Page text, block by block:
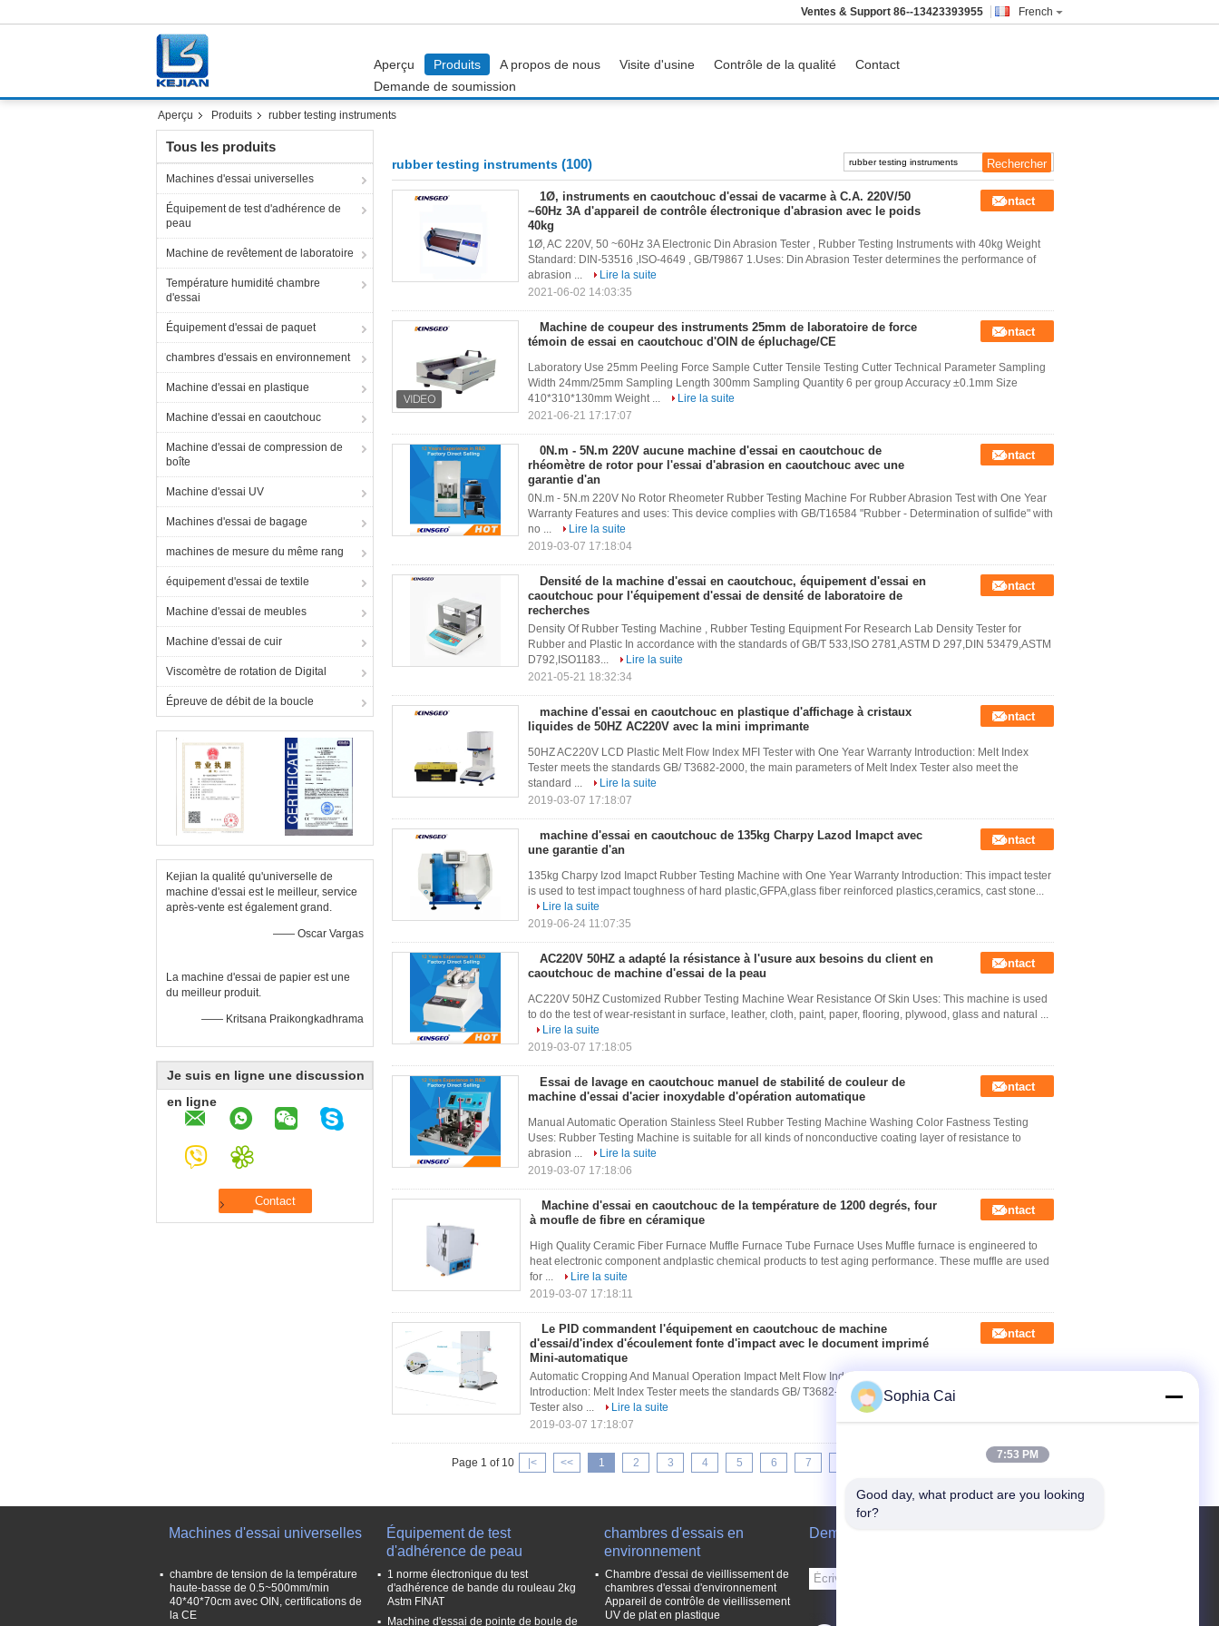
French
Ventes & Support 86--13423393955
Aperçu Produits A propos de nous Visite d'usine Contrôle de la qualité
Contact
Demande de soumission
Aperçu Produits rubber testing instruments
Tous les produits
Machines d'essai universelles
Équipement de test d'adhérence de
peau
Machine de revêtement de laboratoire
Température humidité chambre
d'essai
Équipement d'essai de paquet
chambres d'essais en environnement
Machine d'essai en plastique
Machine d'essai en caoutchouc
Machine d'essai de compression de
boîte
Machine d'essai UV
Machines d'essai de bagage
machines de mesure du même rang
équipement d'essai de textile
Machine d'essai de meubles
Machine d'essai de cuir
Viscomètre de rotation de Digital
Épreuve de débit de la boucle
Kejian la qualité qu'universelle de
machine d'essai est le meilleur, service
après-vente est également grand.
—— Oscar Vargas
La machine d'essai de papier est une
du meilleur produit.
—— Kritsana Praikongkadhrama
Je suis en ligne une discussion
en ligne
rubber testing instruments (100)
1Ø, instruments en caoutchouc d'essai de vacarme à C.A. 220V/50
~60Hz 3A d'appareil de contrôle électronique d'abrasion avec le poids
40kg
Contact
1Ø, AC 220V, 50 ~60Hz 3A Electronic Din Abrasion Tester , Rubber Testing Instruments with 40kg Weight
Standard: DIN-53516 ,ISO-4649 , GB/T9867 1.Uses: Din Abrasion Tester determines the performance of
abrasion ...
Lire la suite
2021-06-02 14:03:35
Machine de coupeur des instruments 25mm de laboratoire de force
témoin de essai en caoutchouc d'OIN de épluchage/CE
Contact
Laboratory Use 25mm Peeling Force Sample Cutter Tensile Testing Cutter Technical Parameter Sampling
Width 24mm/25mm Sampling Length 300mm Sampling Quantity 6 per group Accuracy ±0.1mm Size
410*310*130mm Weight ...
Lire la suite
2021-06-21 17:17:07
0N.m - 5N.m 220V aucune machine d'essai en caoutchouc de
rhéomètre de rotor pour l'essai d'abrasion en caoutchouc avec une
garantie d'an
Contact
0N.m - 5N.m 220V No Rotor Rheometer Rubber Testing Machine For Rubber Abrasion Test with One Year
Warranty Features and uses: This device complies with GB/T16584 "Rubber - Determination of sulfide" with
no ...
Lire la suite
2019-03-07 17:18:04
Densité de la machine d'essai en caoutchouc, équipement d'essai en
caoutchouc pour l'équipement d'essai de densité de laboratoire de
recherches
Contact
Density Of Rubber Testing Machine , Rubber Testing Equipment For Research Lab Density Tester for
Rubber and Plastic In accordance with the standards of GB/T 533,ISO 2781,ASTM D 297,DIN 53479,ASTM
D792,ISO1183...
Lire la suite
2021-05-21 18:32:34
machine d'essai en caoutchouc en plastique d'affichage à cristaux
liquides de 50HZ AC220V avec la mini imprimante
Contact
50HZ AC220V LCD Plastic Melt Flow Index MFI Tester with One Year Warranty Introduction: Melt Index
Tester meets the standards GB/ T3682-2000, the main parameters of Melt Index Tester also meet the
standard ...
Lire la suite
2019-03-07 17:18:07
machine d'essai en caoutchouc de 135kg Charpy Lazod Imapct avec
une garantie d'an
Contact
135kg Charpy Izod Imapct Rubber Testing Machine with One Year Warranty Introduction: This impact tester
is used to test impact toughness of hard plastic,GFPA,glass fiber reinforced plastics,ceramics, cast stone...
Lire la suite
2019-06-24 11:07:35
AC220V 50HZ a adapté la résistance à l'usure aux besoins du client en
caoutchouc de machine d'essai de la peau
Contact
AC220V 50HZ Customized Rubber Testing Machine Wear Resistance Of Skin Uses: This machine is used
to do the test of wear-resistant in surface, leather, cloth, paint, paper, flooring, plywood, glass and natural ...
Lire la suite
2019-03-07 17:18:05
Essai de lavage en caoutchouc manuel de stabilité de couleur de
machine d'essai d'acier inoxydable d'opération automatique
Contact
Manual Automatic Operation Stainless Steel Rubber Testing Machine Washing Color Fastness Testing
Uses: Rubber Testing Machine is suitable for all kinds of nonconductive coating layer of resistance to
abrasion ...
Lire la suite
2019-03-07 17:18:06
Machine d'essai en caoutchouc de la température de 1200 degrés, four
à moufle de fibre en céramique
Contact
High Quality Ceramic Fiber Furnace Muffle Furnace Tube Furnace Uses Muffle furnace is engineered to
heat electronic component andplastic chemical products to test aging performance. These muffle are used
for ...
Lire la suite
2019-03-07 17:18:11
Le PID commandent l'équipement en caoutchouc de machine
d'essai/d'index d'écoulement fonte d'impact avec le document imprimé
Mini-automatique
Contact
Automatic Cropping And Manual Operation Impact Melt Flow Index Tester with Power AC220V±10% 50HZ
Introduction: Melt Index Tester meets the standards GB/ T3682-2000, the main parameters of Melt Index
Tester also ...
Lire la suite
2019-03-07 17:18:07
Page 1 of 10 |< << 1 2 3 4 5 6 7
Machines d'essai universelles
chambre de tension de la température
haute-basse de 0.5~500mm/min
40*40*70cm avec OIN, certifications de
la CE
Équipement de test
d'adhérence de peau
1 norme électronique du test
d'adhérence de bande du rouleau 2kg
Astm FINAT
Machine d'essai de pointe de boule de
chambres d'essais en
environnement
Chambre d'essai de vieillissement de
chambres d'essai d'environnement
Appareil de contrôle de vieillissement
UV de plat en plastique
Demande de soumission
Sophia Cai
7:53 PM
Good day, what product are you looking
for?